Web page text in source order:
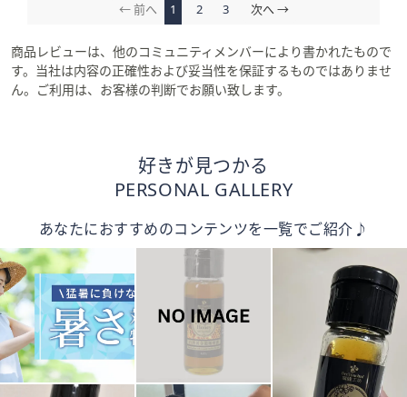
← 前へ 1 2 3 次へ →
商品レビューは、他のコミュニティメンバーにより書かれたもので
す。当社は内容の正確性および妥当性を保証するものではありませ
ん。ご利用は、お客様の判断でお願い致します。
好きが見つかる
PERSONAL GALLERY
あなたにおすすめのコンテンツを一覧でご紹介♪